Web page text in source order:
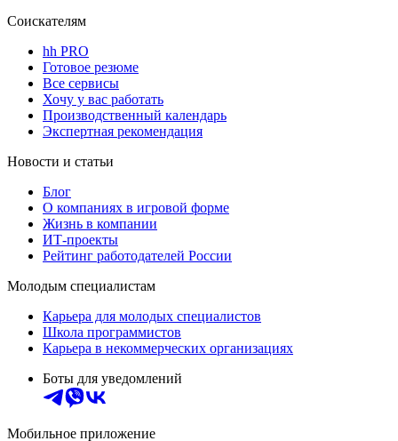
Соискателям
hh PRO
Готовое резюме
Все сервисы
Хочу у вас работать
Производственный календарь
Экспертная рекомендация
Новости и статьи
Блог
О компаниях в игровой форме
Жизнь в компании
ИТ-проекты
Рейтинг работодателей России
Молодым специалистам
Карьера для молодых специалистов
Школа программистов
Карьера в некоммерческих организациях
Боты для уведомлений
Мобильное приложение